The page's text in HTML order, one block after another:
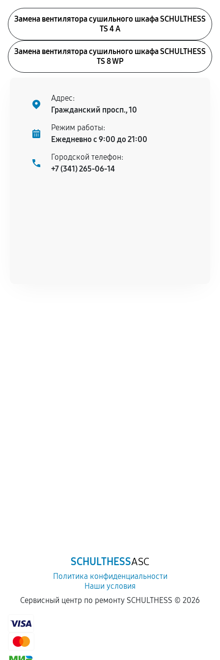
Замена вентилятора сушильного шкафа SCHULTHESS
TS 4 A
Замена вентилятора сушильного шкафа SCHULTHESS
TS 8 WP
Адрес:
Гражданский просп., 10
Режим работы:
Ежедневно с 9:00 до 21:00
Городской телефон:
+7 (341) 265-06-14
SCHULTHESSASC
Политика конфиденциальности
Наши условия
Сервисный центр по ремонту SCHULTHESS © 2026